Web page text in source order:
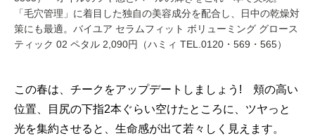
「毛穴管理」に着目した独自の美容成分を配合し、日中の乾燥対
策にも最適。バイユア セラムフィット ボリューミング グロース
ティック 02 ペタル 2,090円（ハミィ TEL.0120・569・565）
この春は、チークをアップデートしましょう! 頬の高い
位置、目尻の下指2本ぐらい空けたところに、ツヤっと
光を集約させると、生命感が出て若々しく見えます。